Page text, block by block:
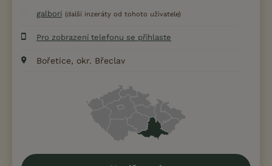
galbori (další inzeráty od tohoto uživatele)
Pro zobrazení telefonu se přihlaste
Bořetice, okr. Břeclav